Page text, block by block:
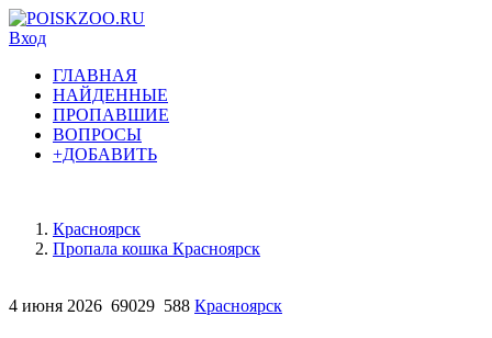
Вход
ГЛАВНАЯ
НАЙДЕННЫЕ
ПРОПАВШИЕ
ВОПРОСЫ
+ДОБАВИТЬ
Красноярск
Пропала кошка Красноярск
4 июня 2026 69029 588 Красноярск